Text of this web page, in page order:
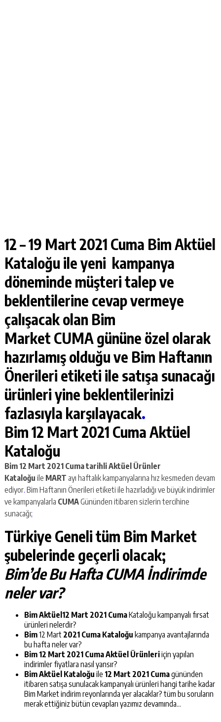
12 – 19 Mart 2021 Cuma Bim Aktüel
Kataloğu ile yeni kampanya
döneminde müşteri talep ve
beklentilerine cevap vermeye
çalışacak olan Bim
Market CUMA gününe özel olarak
hazırlamış olduğu ve Bim Haftanın
Önerileri etiketi ile satışa sunacağı
ürünleri yine beklentilerinizi
fazlasıyla karşılayacak.
Bim 12 Mart 2021 Cuma Aktüel
Kataloğu
Bim 12 Mart 2021 Cumatarihli Aktüel Ürünler
Kataloğu ile MART ayı haftalık kampanyalarına hız kesmeden devam
ediyor. Bim Haftanın Önerileri etiketi ile hazırladığı ve büyük indirimler
ve kampanyalarla CUMAGününden itibaren sizlerin tercihine
sunacağı;
Türkiye Geneli tüm Bim Market
şubelerinde geçerli olacak;
Bim’de Bu Hafta CUMA İndirimde
neler var?
Bim Aktüel12 Mart 2021 CumaKataloğu kampanyalı fırsat
ürünleri nelerdir?
Bim12 Mart 2021 Cuma Kataloğu kampanya avantajlarında
bu hafta neler var?
Bim 12 Mart 2021 Cuma Aktüel Ürünleriiçin yapılan
indirimler fiyatlara nasıl yansır?
Bim Aktüel Kataloğu ile 12 Mart 2021 Cumagününden
itibaren satışa sunulacak kampanyalı ürünleri hangi tarihe kadar
Bim Market indirim reyonlarında yer alacaklar? tüm bu soruların
merak ettiğiniz bütün cevapları yazımız devamında…